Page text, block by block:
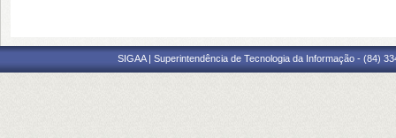
SIGAA | Superintendência de Tecnologia da Informação - (84)